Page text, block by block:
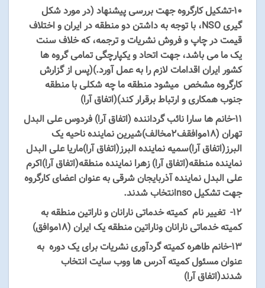
۱۰-تشکیل کارگروه جهت بررسی پیشنهاد (در مورد شکل
گیری NSO، با توجه به داشتن دو منطقه در ایران و اختلاف
قیمت در چاپ و فروش نشریات و ترجمه، که خلاف سنت
یک ما می باشد، جهت اتحاد و یکپارچگی تمامی گروه ها
کشور ایران اقدامات لازم را به عمل آورد.)(پس از گزارش
کارگروه مشخص میشود منطقه ما چه شکلی با منطقه
جنوب همکاری و ارتباط برقرار کند)(اتفاق آرا)
۱۱-خانم ها سارا نائب گرداننده (اتفاق آرا) فردوس علی البدل
تهران (18موافقف2مخالف)شیرین نماینده ناحیه یک
البرز(اتفاق آرا)سمیه نماینده البرز(اتفاق آرا)ماریا علی البدل
نماینده منطقه(اتفاق آرا) زهرا نماینده منطقه(اتفاق آرا)اکرم
علی البدل نماینده آذربایجان شرقی به عنوان اعضای کارگروه
جهت تشکیل nsoانتخاب شدند.
۱۲- تغییر نام کمیته خدماتی نارانان و ناراتین منطقه به
کمیته خدماتی نارانان وناراتین منطقه یک ایران (18موافق)
۱۳-خانم طاهره کمیته گردآوری نشریات برای یک دوره به
عنوان مسئول کمیته آدرس ها ووب سایت انتخاب
شدند(اتفاق آرا)